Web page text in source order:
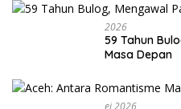
2026
59 Tahun
Masa Depan
Ei 2026